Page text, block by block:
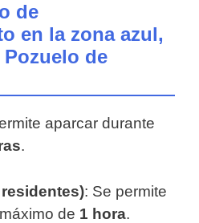
de
en la zona azul,
de
aparcar durante
.
: Se permite
de 1 hora.